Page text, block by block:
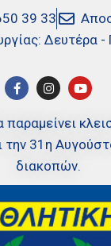
39 33
Δευτέρα
31η
διακοπών.